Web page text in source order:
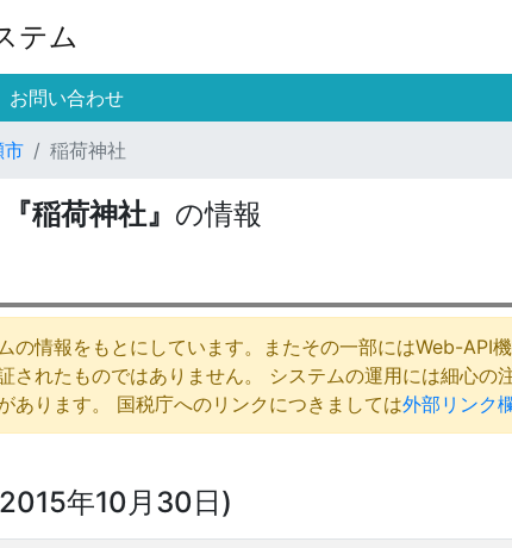
テム
お問い合わせ
市 稲荷神社
『稲荷神社』 の情報
の情報をもとにしています。またその一部にはWeb-API
されたものではありません。 システムの運用には細心
あります。 国税庁へのリンクにつきましては外部リンク
年10月30日)